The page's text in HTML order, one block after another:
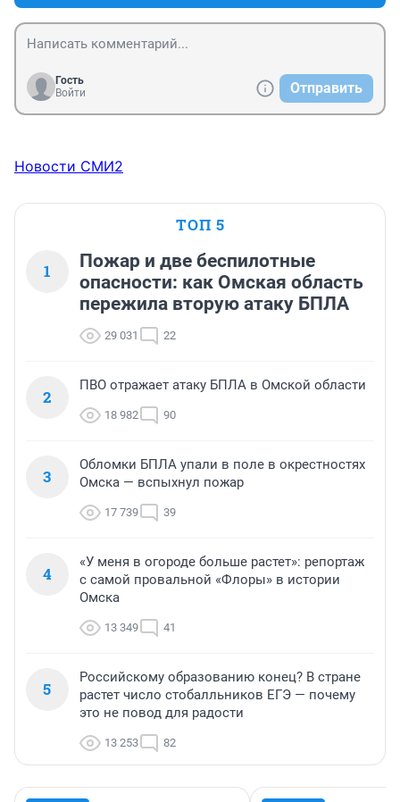
Гость
Войти
Отправить
Новости СМИ2
ТОП 5
1
Пожар и две беспилотные
опасности: как Омская область
пережила вторую атаку БПЛА
29 031 22
2
ПВО отражает атаку БПЛА в Омской области
18 982 90
3
Обломки БПЛА упали в поле в окрестностях
Омска — вспыхнул пожар
17 739 39
4
«У меня в огороде больше растет»: репортаж
с самой провальной «Флоры» в истории
Омска
13 349 41
5
Российскому образованию конец? В стране
растет число стобалльников ЕГЭ — почему
это не повод для радости
13 253 82